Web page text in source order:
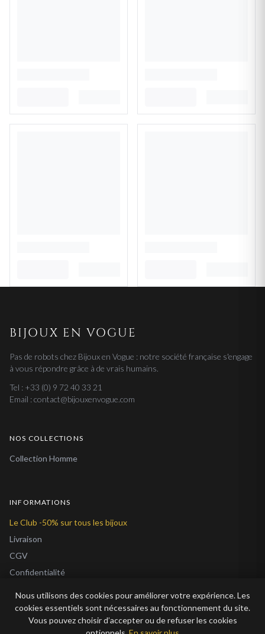
BIJOUX EN VOGUE
Pas de robots chez Bijoux en Vogue : notre société française s'engage
à vous répondre grâce à de vrais humains.
Tel : +33 (0) 9 72 40 33 21
Email : contact@bijouxenvogue.com
NOS COLLECTIONS
Collection Homme
INFORMATIONS
Le Club -50% sur tous les bijoux
Livraison
CGV
Confidentialité
À Propos
Nous utilisons des cookies pour améliorer votre expérience. Les
cookies essentiels sont nécessaires au fonctionnement du site.
Vous pouvez choisir d’accepter ou de refuser les cookies